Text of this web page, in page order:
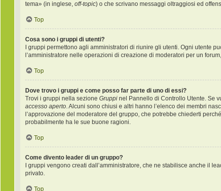
tema» (in inglese, off-topic) o che scrivano messaggi oltraggiosi ed
Top
Cosa sono i gruppi di utenti?
I gruppi permettono agli amministratori di riunire gli utenti. Ogni utente
l’amministratore nelle operazioni di creazione di moderatori per un
Top
Dove trovo i gruppi e come posso far parte di uno di essi?
Trovi i gruppi nella sezione Gruppi nel Pannello di Controllo Utente. Se
accesso aperto. Alcuni sono chiusi e altri hanno l’elenco dei membri
l’approvazione del moderatore del gruppo, che potrebbe chiederti
probabilmente ha le sue buone ragioni.
Top
Come divento leader di un gruppo?
I gruppi vengono creati dall’amministratore, che ne stabilisce anche il
privato.
Top